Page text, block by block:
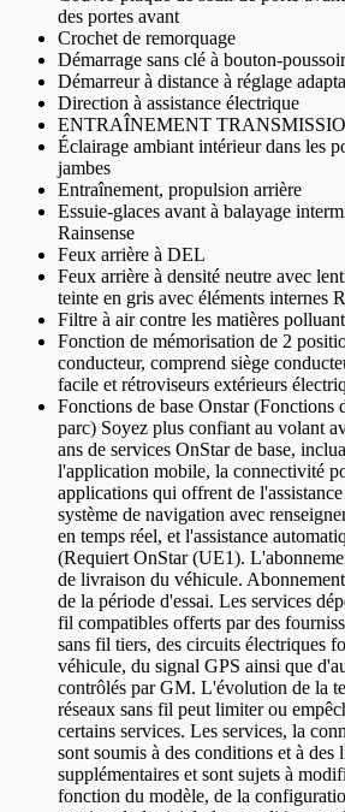
des portes avant
Crochet de remorquage
Démarrage sans clé à bouton-poussoir
Démarreur à distance à réglage
Direction à assistance électrique
ENTRAÎNEMENT
Éclairage ambiant intérieur dans les
jambes
Entraînement, propulsion arrière
Essuie-glaces avant à balayage
Rainsense
Feux arrière à DEL
Feux arrière à densité neutre avec
teinte en gris avec éléments internes
Filtre à air contre les matières
Fonction de mémorisation de 2
conducteur, comprend siège
facile et rétroviseurs extérieurs
Fonctions de base Onstar (Fonctions
parc) Soyez plus confiant au volant
ans de services OnStar de base,
l'application mobile, la connectivité
applications qui offrent de
système de navigation avec
en temps réel, et l'assistance
(Requiert OnStar (UE1).
de livraison du véhicule.
de la période d'essai. Les services
fil compatibles offerts par des
sans fil tiers, des circuits électriques
véhicule, du signal GPS ainsi que
contrôlés par GM. L'évolution de la
réseaux sans fil peut limiter ou
certains services. Les services, la
sont soumis à des conditions et à des
supplémentaires et sont sujets à
fonction du modèle, de la